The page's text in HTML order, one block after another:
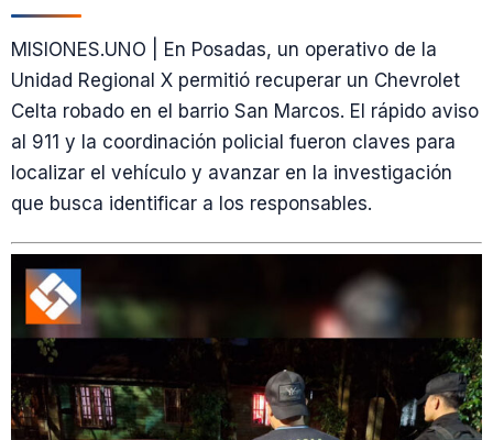
MISIONES.UNO | En Posadas, un operativo de la
Unidad Regional X permitió recuperar un Chevrolet
Celta robado en el barrio San Marcos. El rápido aviso
al 911 y la coordinación policial fueron claves para
localizar el vehículo y avanzar en la investigación
que busca identificar a los responsables.